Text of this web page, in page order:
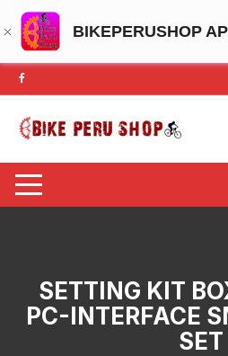
BIKEPERUSHOP
Saltar
al
contenido
SETTING KIT
PC-INTERFACE
SET